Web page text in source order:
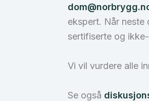
ekspert. Når neste
sertifiserte og
Vi vil vurdere alle
Se også